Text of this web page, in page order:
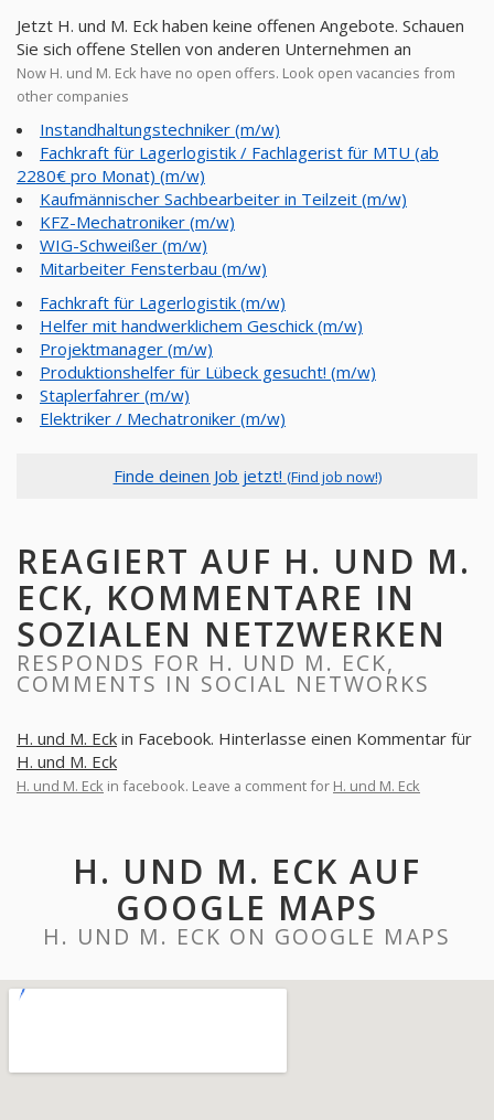
Jetzt H. und M. Eck haben keine offenen Angebote. Schauen
Sie sich offene Stellen von anderen Unternehmen an
Now H. und M. Eck have no open offers. Look open vacancies from
other companies
Instandhaltungstechniker (m/w)
Fachkraft für Lagerlogistik / Fachlagerist für MTU (ab
2280€ pro Monat) (m/w)
Kaufmännischer Sachbearbeiter in Teilzeit (m/w)
KFZ-Mechatroniker (m/w)
WIG-Schweißer (m/w)
Mitarbeiter Fensterbau (m/w)
Fachkraft für Lagerlogistik (m/w)
Helfer mit handwerklichem Geschick (m/w)
Projektmanager (m/w)
Produktionshelfer für Lübeck gesucht! (m/w)
Staplerfahrer (m/w)
Elektriker / Mechatroniker (m/w)
Finde deinen Job jetzt! (Find job now!)
REAGIERT AUF H. UND M.
ECK, KOMMENTARE IN
SOZIALEN NETZWERKEN
RESPONDS FOR H. UND M. ECK,
COMMENTS IN SOCIAL NETWORKS
H. und M. Eck in Facebook. Hinterlasse einen Kommentar für
H. und M. Eck
H. und M. Eck in facebook. Leave a comment for H. und M. Eck
H. UND M. ECK AUF
GOOGLE MAPS
H. UND M. ECK ON GOOGLE MAPS